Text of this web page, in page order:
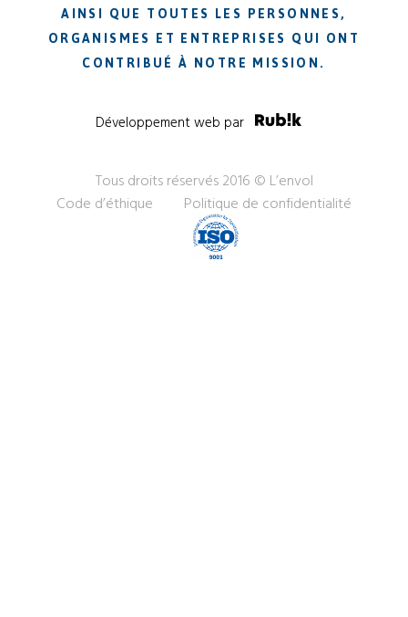
AINSI QUE TOUTES LES PERSONNES,
ORGANISMES ET ENTREPRISES QUI ONT
CONTRIBUÉ À NOTRE MISSION.
Développement web par
Tous droits réservés 2016 © L’envol
Code d’éthique
Politique de confidentialité